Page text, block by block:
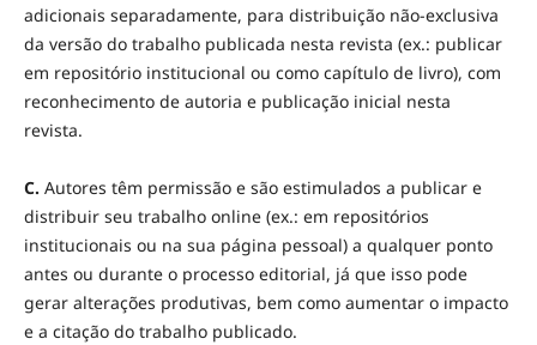
adicionais separadamente, para distribuição não-exclusiva
da versão do trabalho publicada nesta revista (ex.: publicar
em repositório institucional ou como capítulo de livro), com
reconhecimento de autoria e publicação inicial nesta
revista.
C. Autores têm permissão e são estimulados a publicar e
distribuir seu trabalho online (ex.: em repositórios
institucionais ou na sua página pessoal) a qualquer ponto
antes ou durante o processo editorial, já que isso pode
gerar alterações produtivas, bem como aumentar o impacto
e a citação do trabalho publicado.